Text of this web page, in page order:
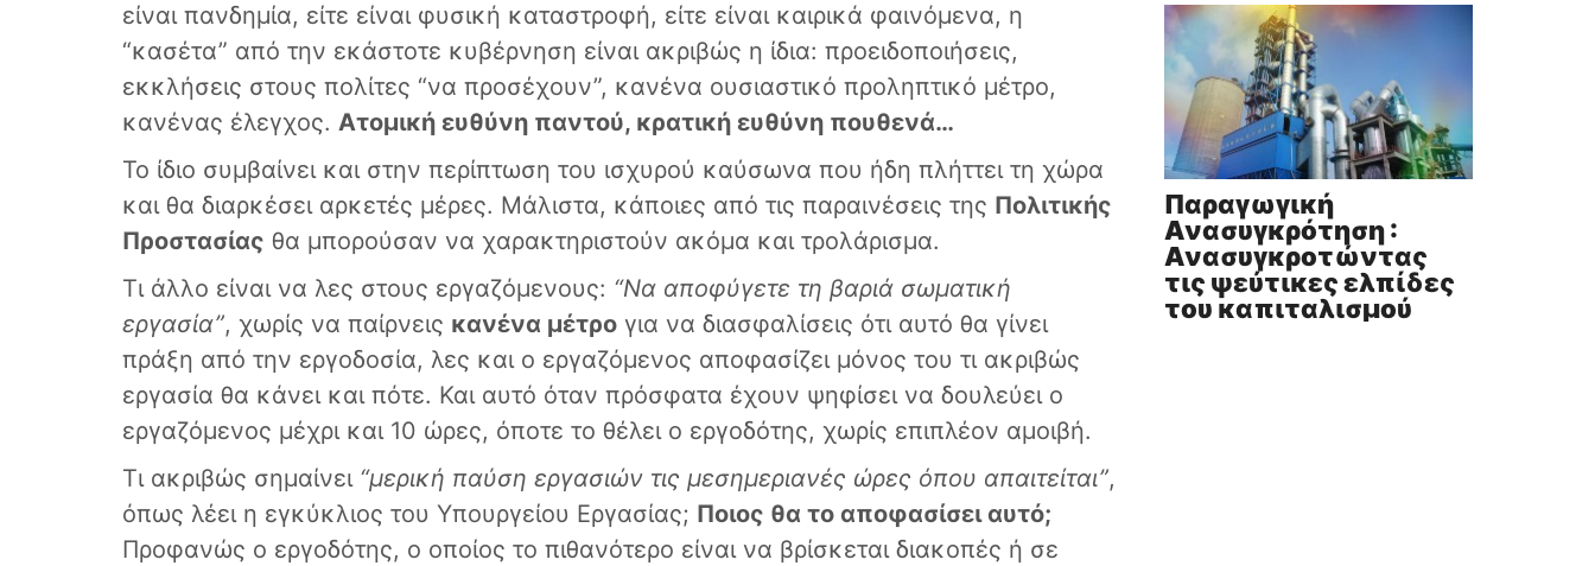
είναι πανδημία, είτε είναι φυσική καταστροφή, είτε είναι καιρικά φαινόμενα, η
“κασέτα” από την εκάστοτε κυβέρνηση είναι ακριβώς η ίδια: προειδοποιήσεις,
εκκλήσεις στους πολίτες “να προσέχουν”, κανένα ουσιαστικό προληπτικό μέτρο,
κανένας έλεγχος. Ατομική ευθύνη παντού, κρατική ευθύνη πουθενά…
Το ίδιο συμβαίνει και στην περίπτωση του ισχυρού καύσωνα που ήδη πλήττει τη χώρα
και θα διαρκέσει αρκετές μέρες. Μάλιστα, κάποιες από τις παραινέσεις της Πολιτικής
Προστασίας θα μπορούσαν να χαρακτηριστούν ακόμα και τρολάρισμα.
Τι άλλο είναι να λες στους εργαζόμενους: “Να αποφύγετε τη βαριά σωματική
εργασία”, χωρίς να παίρνεις κανένα μέτρο για να διασφαλίσεις ότι αυτό θα γίνει
πράξη από την εργοδοσία, λες και ο εργαζόμενος αποφασίζει μόνος του τι ακριβώς
εργασία θα κάνει και πότε. Και αυτό όταν πρόσφατα έχουν ψηφίσει να δουλεύει ο
εργαζόμενος μέχρι και 10 ώρες, όποτε το θέλει ο εργοδότης, χωρίς επιπλέον αμοιβή.
Τι ακριβώς σημαίνει “μερική παύση εργασιών τις μεσημεριανές ώρες όπου απαιτείται”,
όπως λέει η εγκύκλιος του Υπουργείου Εργασίας; Ποιος θα το αποφασίσει αυτό;
Προφανώς ο εργοδότης, ο οποίος το πιθανότερο είναι να βρίσκεται διακοπές ή σε
Παραγωγική
Ανασυγκρότηση :
Ανασυγκροτώντας
τις ψεύτικες ελπίδες
του καπιταλισμού